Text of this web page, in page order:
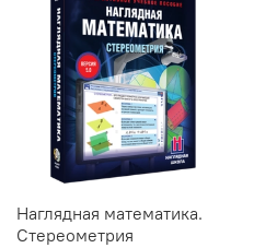
Наглядная математика.
Стереометрия